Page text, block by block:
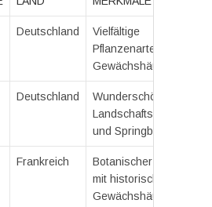
Deutschland
Vielfältige
Pflanzenarten und
Gewächshäuser
Deutschland
Wunderschöne
Landschaftsarchitektur
und Springbrunnen
Frankreich
Botanischer Garten
mit historischen
Gewächshäusern